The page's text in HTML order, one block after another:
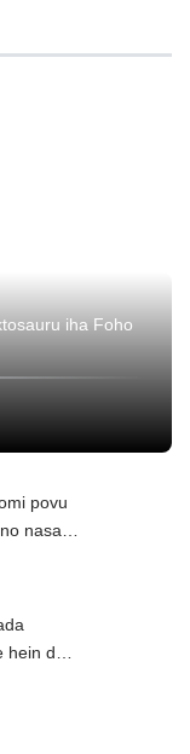
iha Foho
povu
nasaun
de’it